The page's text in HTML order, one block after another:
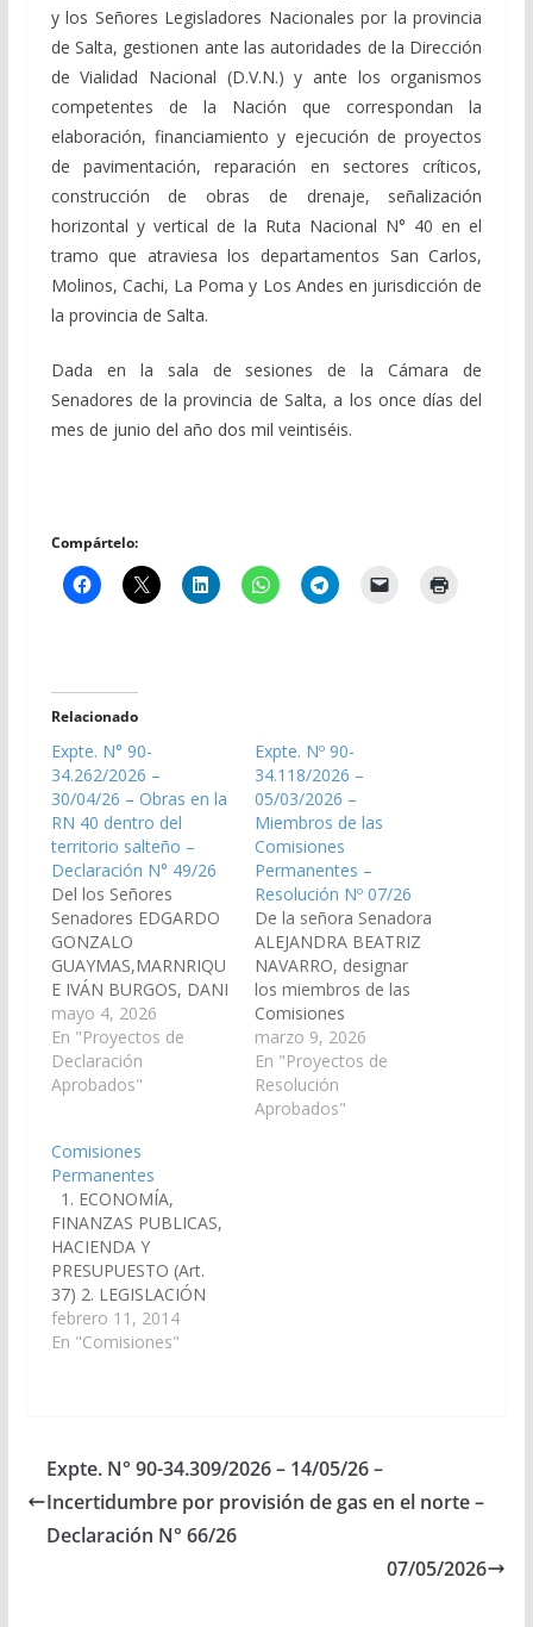
y los Señores Legisladores Nacionales por la provincia
de Salta, gestionen ante las autoridades de la Dirección
de Vialidad Nacional (D.V.N.) y ante los organismos
competentes de la Nación que correspondan la
elaboración, financiamiento y ejecución de proyectos
de pavimentación, reparación en sectores críticos,
construcción de obras de drenaje, señalización
horizontal y vertical de la Ruta Nacional N° 40 en el
tramo que atraviesa los departamentos San Carlos,
Molinos, Cachi, La Poma y Los Andes en jurisdicción de
la provincia de Salta.
Dada en la sala de sesiones de la Cámara de
Senadores de la provincia de Salta, a los once días del
mes de junio del año dos mil veintiséis.
Compártelo:
Relacionado
Expte. N° 90-
34.262/2026 –
30/04/26 – Obras en la
RN 40 dentro del
territorio salteño –
Declaración N° 49/26
Del los Señores
Senadores EDGARDO
GONZALO
GUAYMAS,MARNRIQU
E IVÁN BURGOS, DANI
RAÚL NOLASCO,
CARLOS NICOLAS
GUITIAN, JOSÉ
ROLANDO GUAIMAS
Nacionales por la
provincia de Salta,
realicen las gestiones
necesarias a los
efectos de retomar las
obras y concretar la
pavimentación total de
la Ruta…
mayo 4, 2026
En "Proyectos de
Declaración
Aprobados"
Expte. Nº 90-
34.118/2026 –
05/03/2026 –
Miembros de las
Comisiones
Permanentes –
Resolución Nº 07/26
De la señora Senadora
ALEJANDRA BEATRIZ
NAVARRO, designar
los miembros de las
Comisiones
Permanentes. (Expte.
Nº 90-34.118/2026).
Resolución Nº 07/26
Aprobado, el
marzo 9, 2026
En "Proyectos de
Resolución
Aprobados"
Comisiones
Permanentes
1. ECONOMÍA,
FINANZAS PUBLICAS,
HACIENDA Y
PRESUPUESTO (Art.
37) 2. LEGISLACIÓN
GENERAL, DEL
TRABAJO Y RÉGIMEN
Cruz Presidente:
NOLASCO, Dani Raúl
Secretario: LAPAD,
Mashur Secretaria:
febrero 11, 2014
En "Comisiones"
Expte. N° 90-34.309/2026 – 14/05/26 –
Incertidumbre por provisión de gas en el norte –
Declaración N° 66/26
07/05/2026